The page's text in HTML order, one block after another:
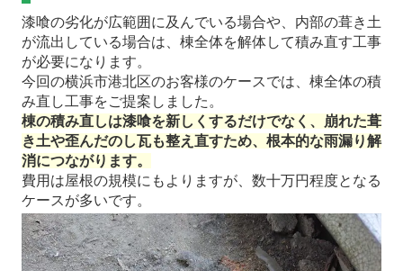
漆喰の劣化が広範囲に及んでいる場合や、内部の葺き土
が流出している場合は、棟全体を解体して積み直す工事
が必要になります。
今回の横浜市港北区のお客様のケースでは、棟全体の積
み直し工事をご提案しました。
棟の積み直しは漆喰を新しくするだけでなく、崩れた葺
き土や歪んだのし瓦も整え直すため、根本的な雨漏り解
消につながります。
費用は屋根の規模にもよりますが、数十万円程度となる
ケースが多いです。